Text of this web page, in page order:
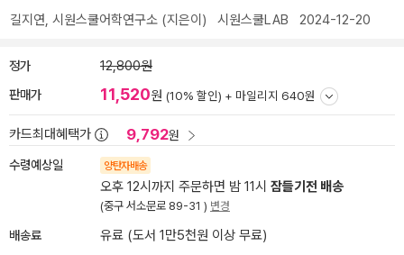
길지연, 시원스쿨어학연구소 (지은이) 시원스쿨LAB 2024-12-20
정가 12,800원
판매가 11,520원 (10% 할인) + 마일리지 640원
카드최대혜택가 9,792원
수령예상일 양탄자배송
오후 12시까지 주문하면 밤 11시 잠들기전 배송
(중구 서소문로 89-31 ) 변경
배송료 유료 (도서 1만5천원 이상 무료)